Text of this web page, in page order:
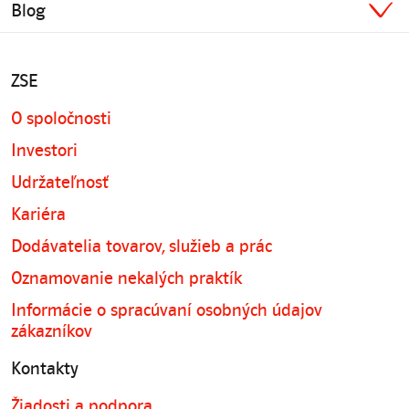
Blog
ZSE
O spoločnosti
Investori
Udržateľnosť
Kariéra
Dodávatelia tovarov, služieb a prác
Oznamovanie nekalých praktík
Informácie o spracúvaní osobných údajov
zákazníkov
Kontakty